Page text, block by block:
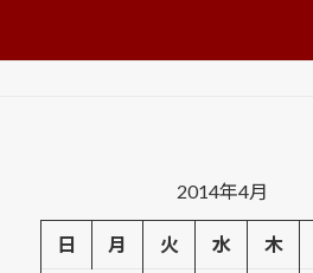
2014年4月
日 月 火 水 木